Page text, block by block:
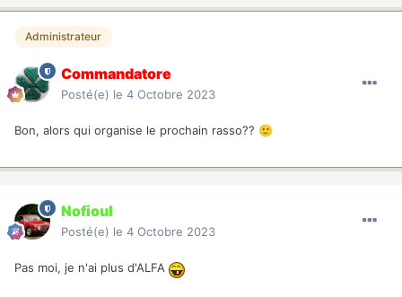
Administrateur
Commandatore
Posté(e) le 4 Octobre 2023
Bon, alors qui organise le prochain rasso?? 🙂
Nofioul
Posté(e) le 4 Octobre 2023
Pas moi, je n'ai plus d'ALFA